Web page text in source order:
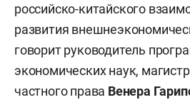
российско-китайского
развития
говорит руководитель
экономических наук,
частного права Венера